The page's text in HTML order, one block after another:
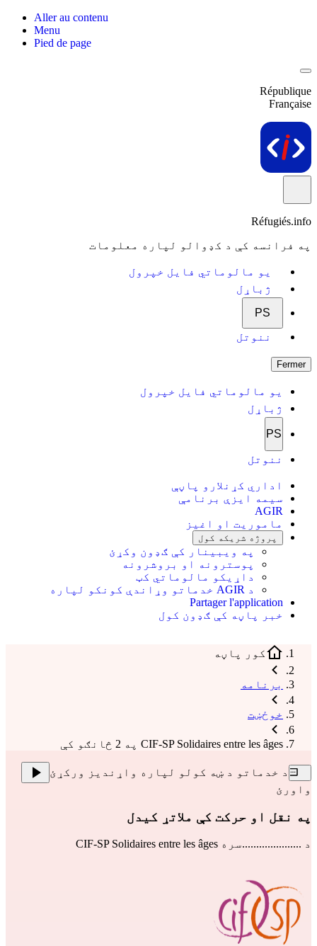
Aller au contenu
Menu
Pied de page
République
Française
Réfugiés.info
په فرانسه کې د کډوالو لپاره معلومات
یو مالوماتي فایل خپرول
ژباړل
PS
ننوتل
Fermer
یو مالوماتي فایل خپرول
ژباړل
PS
ننوتل
اداري کړنلارو پاڼې
سیمه ایزې برنامې
AGIR
ماموریت او اغیز
پروژه شریکه کول
په ویبینار کې ګډون وکړئ
پوسترونه او بروشرونه
داړیکو مالوماتي کټ
د AGIR خدماتو وړاندې کونکو لپاره
Partager l'application
خبر پاڼه کې ګډون کول
کور پاڼه
برنامه
خوځښت
CIF-SP Solidaires entre les âges په 2 څانګو کې
د خدماتو د ښه کولو لپاره واړندیز ورکړئ
واورئ
په نقل او حرکت کې ملاتړ کیدل
د .....................سره CIF-SP Solidaires entre les âges